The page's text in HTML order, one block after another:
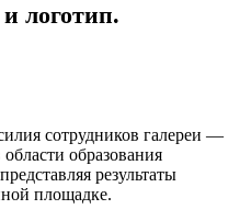
логотип.
сотрудников галереи —
образования
результаты
площадке.